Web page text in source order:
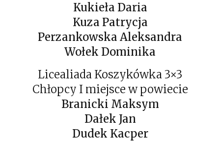
Kukieła Daria
Kuza Patrycja
Perzankowska Aleksandra
Wołek Dominika
Licealiada Koszykówka 3×3
Chłopcy I miejsce w powiecie
Branicki Maksym
Dałek Jan
Dudek Kacper